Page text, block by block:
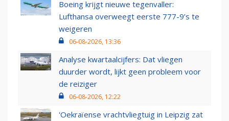
Boeing krijgt nieuwe tegenvaller:
Lufthansa overweegt eerste 777-9’s te
weigeren
06-08-2026, 13:36
Analyse kwartaalcijfers: Dat vliegen
duurder wordt, lijkt geen probleem voor
de reiziger
06-08-2026, 12:22
'Oekraïense vrachtvliegtuig in Leipzig zat